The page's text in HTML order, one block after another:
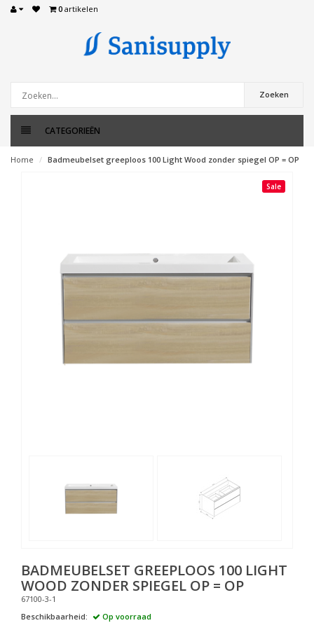
0 artikelen
Zoeken
CATEGORIEËN
Home Badmeubelset greeploos 100 Light Wood zonder spiegel OP = OP
Sale
BADMEUBELSET GREEPLOOS 100 LIGHT
WOOD ZONDER SPIEGEL OP = OP
67100-3-1
Beschikbaarheid:
Op voorraad